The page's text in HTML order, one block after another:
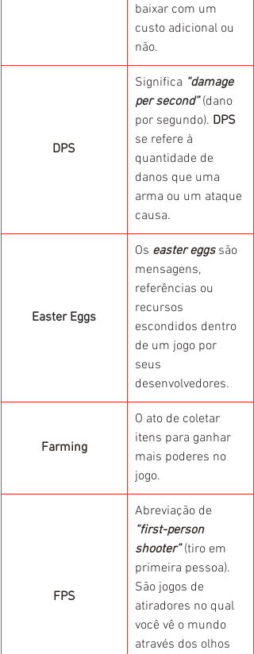
baixar com um
custo adicional ou
não.
DPS
Significa “damage
per second” (dano
por segundo). DPS
se refere à
quantidade de
danos que uma
arma ou um ataque
causa.
Easter Eggs
Os easter eggs são
mensagens,
referências ou
recursos
escondidos dentro
de um jogo por
seus
desenvolvedores.
Farming
O ato de coletar
itens para ganhar
mais poderes no
jogo.
FPS
Abreviação de
“first-person
shooter” (tiro em
primeira pessoa).
São jogos de
atiradores no qual
você vê o mundo
através dos olhos